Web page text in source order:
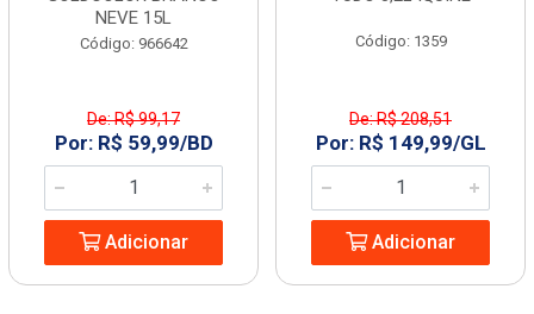
NEVE 15L
Código: 966642
De: R$ 99,17
Por: R$ 59,99/BD
Adicionar
Código: 1359
De: R$ 208,51
Por: R$ 149,99/GL
Adicionar